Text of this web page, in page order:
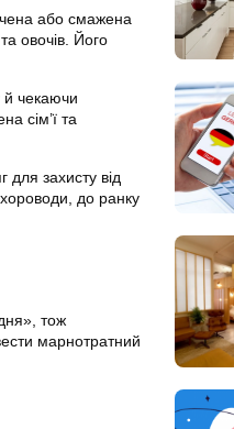
або смажена
овочів. Його
й чекаючи
сім’ї та
захисту від
хороводи, до ранку
тож
марнотратний